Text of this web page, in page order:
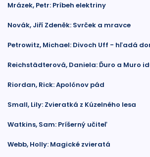
Mrázek, Petr: Príbeh elektriny
Novák, Jiří Zdeněk: Svrček a mravce
Petrowitz, Michael: Divoch Uff - hľadá
Reichstädterová, Daniela: Ďuro a Muro
Riordan, Rick: Apolónov pád
Small, Lily: Zvieratká z Kúzelného lesa
Watkins, Sam: Príšerný učiteľ
Webb, Holly: Magické zvieratá